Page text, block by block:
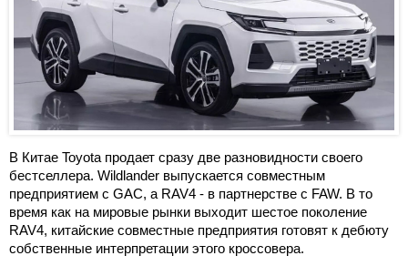
В Китае Toyota продает сразу две разновидности своего
бестселлера. Wildlander выпускается совместным
предприятием с GAC, а RAV4 - в партнерстве с FAW. В то
время как на мировые рынки выходит шестое поколение
RAV4, китайские совместные предприятия готовят к дебюту
собственные интерпретации этого кроссовера.